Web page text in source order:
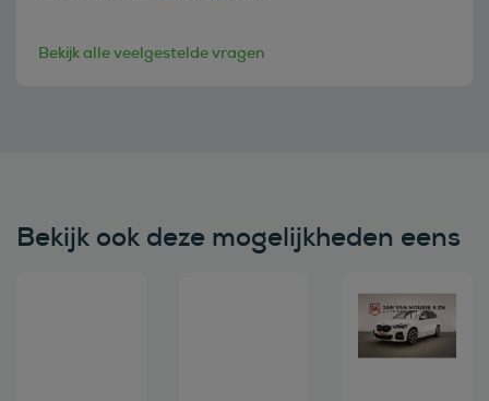
Bekijk alle veelgestelde vragen
Bekijk ook deze mogelijkheden eens
Bekijk deze